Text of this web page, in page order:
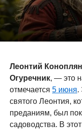
Леонтий
Огуречник, — это
отмечается 5 июня.
святого Леонтия,
преданиям, был
садоводства. В